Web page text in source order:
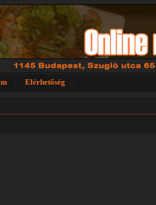
Elérhetőség